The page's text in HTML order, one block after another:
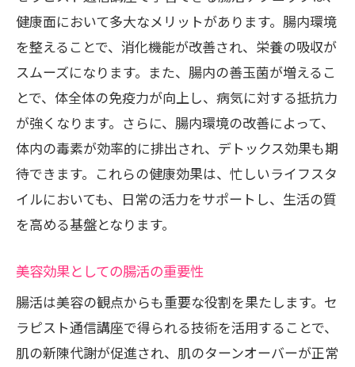
健康面において多大なメリットがあります。腸内環境
を整えることで、消化機能が改善され、栄養の吸収が
スムーズになります。また、腸内の善玉菌が増えるこ
とで、体全体の免疫力が向上し、病気に対する抵抗力
が強くなります。さらに、腸内環境の改善によって、
体内の毒素が効率的に排出され、デトックス効果も期
待できます。これらの健康効果は、忙しいライフスタ
イルにおいても、日常の活力をサポートし、生活の質
を高める基盤となります。
美容効果としての腸活の重要性
腸活は美容の観点からも重要な役割を果たします。セ
ラピスト通信講座で得られる技術を活用することで、
肌の新陳代謝が促進され、肌のターンオーバーが正常